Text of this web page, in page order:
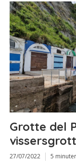
Grotte del
27/07/2022 5